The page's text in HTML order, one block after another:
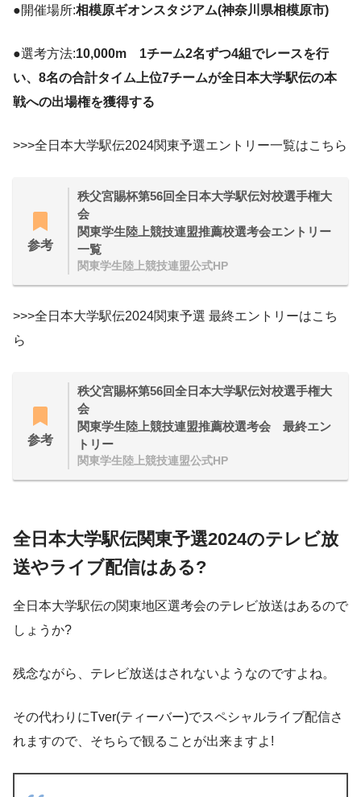
●開催場所:相模原ギオンスタジアム(神奈川県相模原市)
●選考方法:10,000m 1チーム2名ずつ4組でレースを行
い、8名の合計タイム上位7チームが全日本大学駅伝の本
戦への出場権を獲得する
>>>全日本大学駅伝2024関東予選エントリー一覧はこちら
参考
秩父宮賜杯第56回全日本大学駅伝対校選手権大
会
関東学生陸上競技連盟推薦校選考会エントリー
一覧
関東学生陸上競技連盟公式HP
>>>全日本大学駅伝2024関東予選 最終エントリーはこち
ら
参考
秩父宮賜杯第56回全日本大学駅伝対校選手権大
会
関東学生陸上競技連盟推薦校選考会 最終エン
トリー
関東学生陸上競技連盟公式HP
全日本大学駅伝関東予選2024のテレビ放
送やライブ配信はある?
全日本大学駅伝の関東地区選考会のテレビ放送はあるので
しょうか?
残念ながら、テレビ放送はされないようなのですよね。
その代わりにTver(ティーバー)でスペシャルライブ配信さ
れますので、そちらで観ることが出来ますよ!